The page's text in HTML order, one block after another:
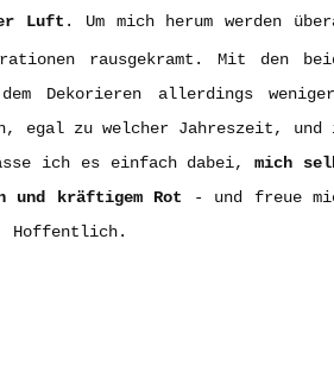
Luft . Um mich herum werden
rausgekramt. Mit den
Dekorieren allerdings
egal zu welcher Jahreszeit, und
ich es einfach dabei,mich
und kräftigem Rot - und freue
Hoffentlich.